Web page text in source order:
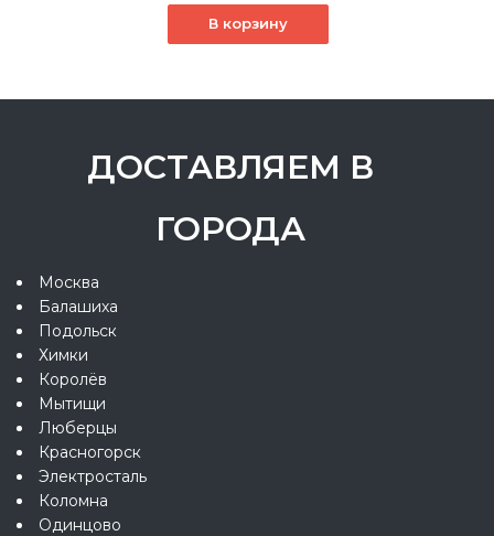
В корзину
ДОСТАВЛЯЕМ В
ГОРОДА
Москва
Балашиха
Подольск
Химки
Королёв
Мытищи
Люберцы
Красногорск
Электросталь
Коломна
Одинцово